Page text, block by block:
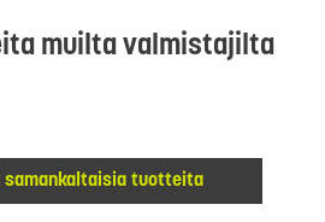
muilta valmistajilta
samankaltaisia tuotteita